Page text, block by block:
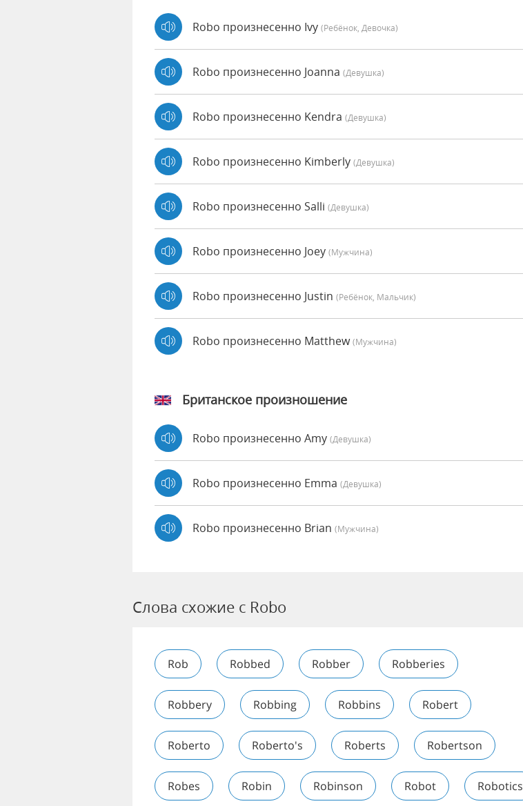
Robo произнесенно Ivy (Ребёнок, Девочка)
Robo произнесенно Joanna (девушка)
Robo произнесенно Kendra (девушка)
Robo произнесенно Kimberly (девушка)
Robo произнесенно Salli (девушка)
Robo произнесенно Joey (мужчина)
Robo произнесенно Justin (Ребёнок, Мальчик)
Robo произнесенно Matthew(мужчина)
Британское произношение
Robo произнесенно Amy (девушка)
Robo произнесенно Emma (девушка)
Robo произнесенно Brian (мужчина)
Слова схожие с Robo
Rob Robbed Robber Robberies
Robbery Robbing Robbins Robert
Roberto Roberto's Roberts Robertson
Robes Robin Robinson Robot Robotics